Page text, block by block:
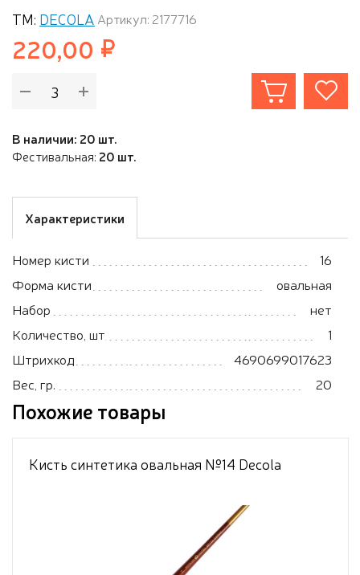
ТМ: DECOLA Артикул: 2177716
220,00
В наличии: 20 шт.
Фестивальная: 20 шт.
Характеристики
Номер кисти
16
Форма кисти
овальная
Набор
нет
Количество, шт
1
Штрихкод
4690699017623
Вес, гр.
20
Похожие товары
Кисть синтетика овальная №14 Decola